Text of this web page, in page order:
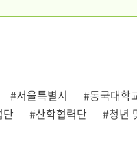
#서울특별시 #동국대학
#산학협력단 #청년